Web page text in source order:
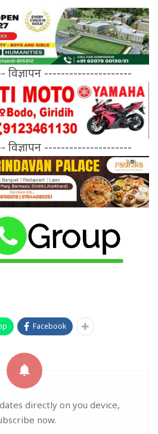
---------------------
---------------------
Facebook
directly on you device,
now.